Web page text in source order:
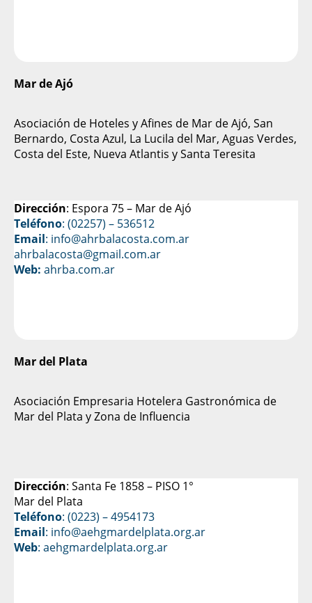
Mar de Ajó
Asociación de Hoteles y Afines de Mar de Ajó, San
Bernardo, Costa Azul, La Lucila del Mar, Aguas Verdes,
Costa del Este, Nueva Atlantis y Santa Teresita
Dirección: Espora 75 – Mar de Ajó
Teléfono: (02257) – 536512
Email: info@ahrbalacosta.com.ar
ahrbalacosta@gmail.com.ar
Web: ahrba.com.ar
Mar del Plata
Asociación Empresaria Hotelera Gastronómica de
Mar del Plata y Zona de Influencia
Dirección: Santa Fe 1858 – PISO 1°
Mar del Plata
Teléfono: (0223) – 4954173
Email: info@aehgmardelplata.org.ar
Web: aehgmardelplata.org.ar